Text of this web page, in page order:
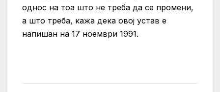
однос на тоа што не треба да се промени,
а што треба, кажа дека овој устав е
напишан на 17 ноември 1991.